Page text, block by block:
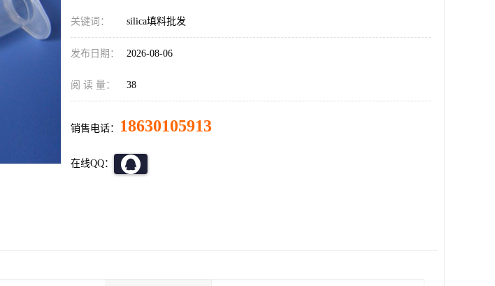
关键词： silica填料批发
发布日期： 2026-08-06
阅 读 量： 38
销售电话： 18630105913
在线QQ：